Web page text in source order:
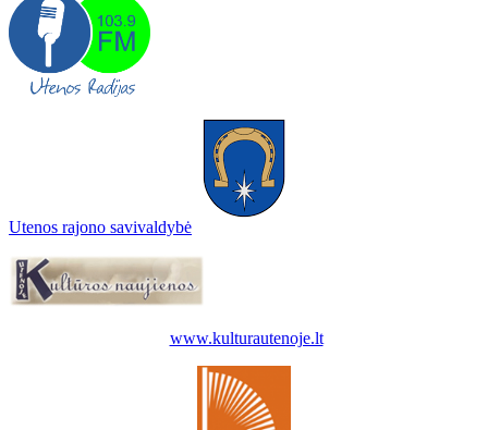
Utenos rajono savivaldybė
www.kulturautenoje.lt